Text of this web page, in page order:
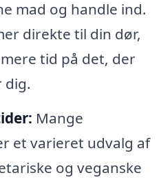
mad og handle ind.
direkte til din dør,
tid på det, der
dig.
Mange
et varieret udvalg af
og veganske